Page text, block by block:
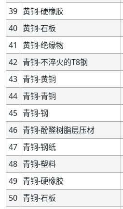
39 黄铜-硬橡胶
40 黄铜-石板
41
黄铜-绝缘物
42 青铜-不淬火的T8钢
43 青铜-黄铜
44 青铜-青铜
45 青铜-钢
46 青铜-酚醛树脂层压材
47 青铜-钢纸
48 青铜-塑料
49 青铜-硬橡胶
50 青铜-石板